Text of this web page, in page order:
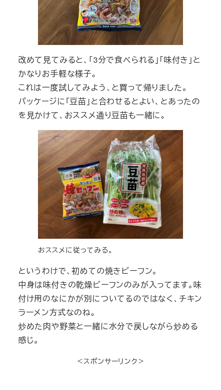
改めて見てみると、「3分で食べられる」「味付き」と
かなりお手軽な様子。
これは一度試してみよう、と買って帰りました。
パッケージに「豆苗」と合わせるとよい、とあったの
を見かけて、おススメ通り豆苗も一緒に。
おススメに従ってみる。
というわけで、初めての焼きビーフン。
中身は味付きの乾燥ビーフンのみが入ってます。味
付け用のなにかが別についてるのではなく、チキン
ラーメン方式なのね。
炒めた肉や野菜と一緒に水分で戻しながら炒める
感じ。
＜スポンサーリンク＞